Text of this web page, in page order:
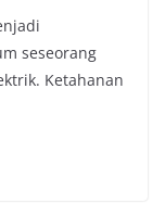
seseorang
Ketahanan